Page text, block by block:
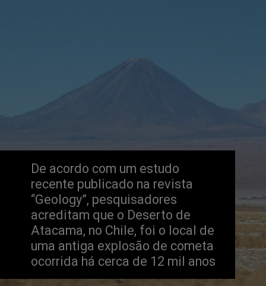
De acordo com um estudo
recente publicado na revista
“Geology”, pesquisadores
acreditam que o Deserto de
Atacama, no Chile, foi o local de
uma antiga explosão de cometa
ocorrida há cerca de 12 mil anos